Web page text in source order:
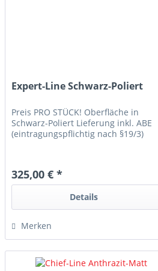
Expert-Line Schwarz-Poliert
Preis PRO STÜCK! Oberfläche in
Schwarz-Poliert Lieferung inkl. ABE
(eintragungspflichtig nach §19/3)
325,00 € *
Details
Merken